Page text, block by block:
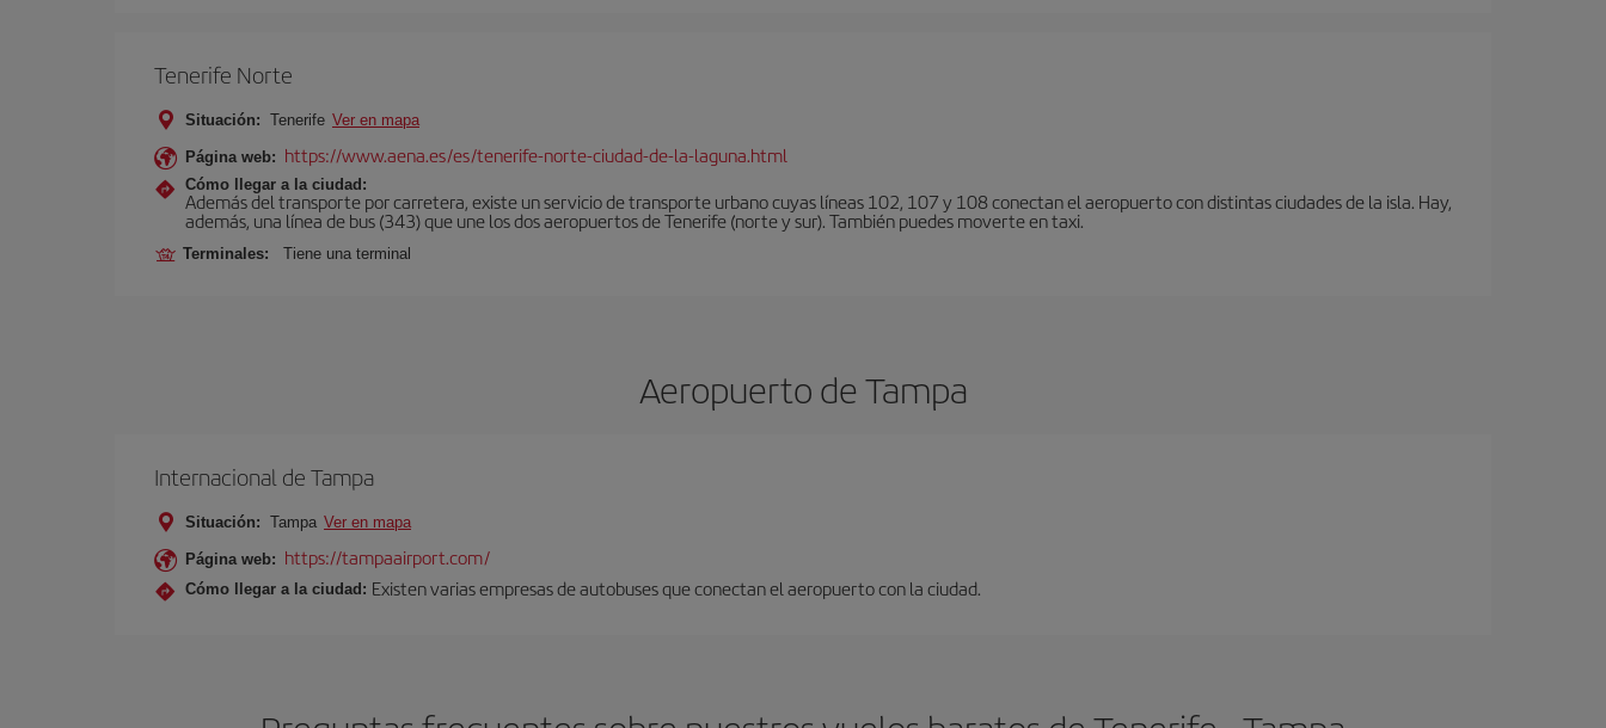
Tenerife Norte
Situación: Tenerife Ver en mapa
Página web: https://www.aena.es/es/tenerife-norte-ciudad-de-la-laguna.html
Cómo llegar a la ciudad:
Además del transporte por carretera, existe un servicio de transporte urbano cuyas líneas 102, 107 y 108 conectan el aeropuerto con distintas ciudades de la isla. Hay,
además, una línea de bus (343) que une los dos aeropuertos de Tenerife (norte y sur). También puedes moverte en taxi.
Terminales: Tiene una terminal
Aeropuerto de Tampa
Internacional de Tampa
Situación: Tampa Ver en mapa
Página web: https://tampaairport.com/
Cómo llegar a la ciudad: Existen varias empresas de autobuses que conectan el aeropuerto con la ciudad.